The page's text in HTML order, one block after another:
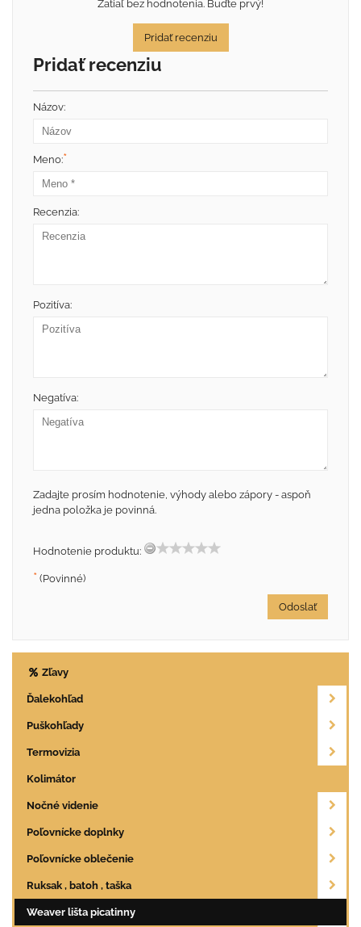
Zatiaľ bez hodnotenia. Buďte prvý!
Pridať recenziu
Pridať recenziu
Názov:
Meno:*
Recenzia:
Pozitíva:
Negatíva:
Zadajte prosím hodnotenie, výhody alebo zápory - aspoň
jedna položka je povinná.
Hodnotenie produktu:
* (Povinné)
Odoslať
Zľavy
Ďalekohľad
Puškohľady
Termovizia
Kolimátor
Nočné videnie
Poľovnícke doplnky
Poľovnícke oblečenie
Ruksak , batoh , taška
Weaver lišta picatinny